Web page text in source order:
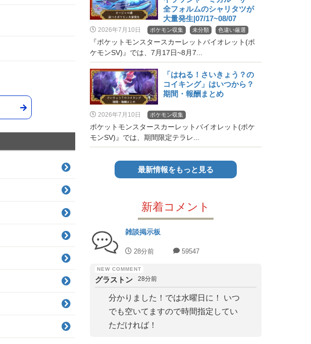
全フォルムのシャリタツが
大量発生|07/17~08/07
2026年7月10日 ポケモン収集 未分類 色違い厳選
『ポケットモンスタースカーレットバイオレット(ポ
ケモンSV)』では、7月17日~8月7...
「はねる！さいきょう？の
コイキング」はいつから？
期間・報酬まとめ
2026年7月10日 ポケモン収集
ポケットモンスタースカーレットバイオレット(ポケ
モンSV)』では、期間限定テラレ...
最新情報をもっと見る
新着コメント
雑談掲示板
28分前 59547
グラストン 28分前
分かりました！では水曜日に！ いつ
でも空いてますので時間指定してい
ただければ！